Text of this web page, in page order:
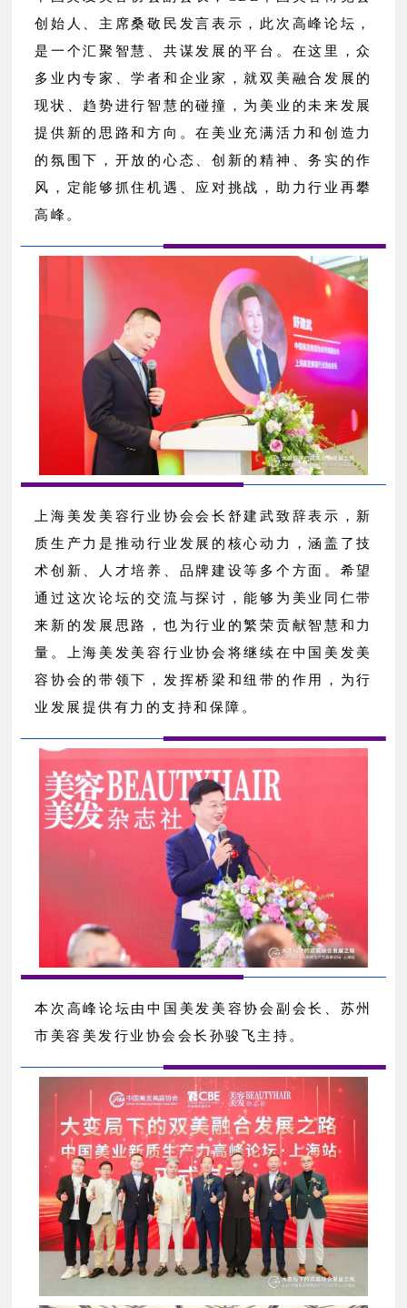
创始人、主席桑敬民发言表示，此次高峰论坛，
是一个汇聚智慧、共谋发展的平台。在这里，众
多业内专家、学者和企业家，就双美融合发展的
现状、趋势进行智慧的碰撞，为美业的未来发展
提供新的思路和方向。在美业充满活力和创造力
的氛围下，开放的心态、创新的精神、务实的作
风，定能够抓住机遇、应对挑战，助力行业再攀
高峰。
上海美发美容行业协会会长舒建武致辞表示，新
质生产力是推动行业发展的核心动力，涵盖了技
术创新、人才培养、品牌建设等多个方面。希望
通过这次论坛的交流与探讨，能够为美业同仁带
来新的发展思路，也为行业的繁荣贡献智慧和力
量。上海美发美容行业协会将继续在中国美发美
容协会的带领下，发挥桥梁和纽带的作用，为行
业发展提供有力的支持和保障。
本次高峰论坛由中国美发美容协会副会长、苏州
市美容美发行业协会会长孙骏飞主持。